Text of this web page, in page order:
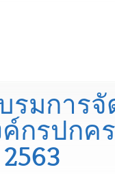
รมการ
กรปกค